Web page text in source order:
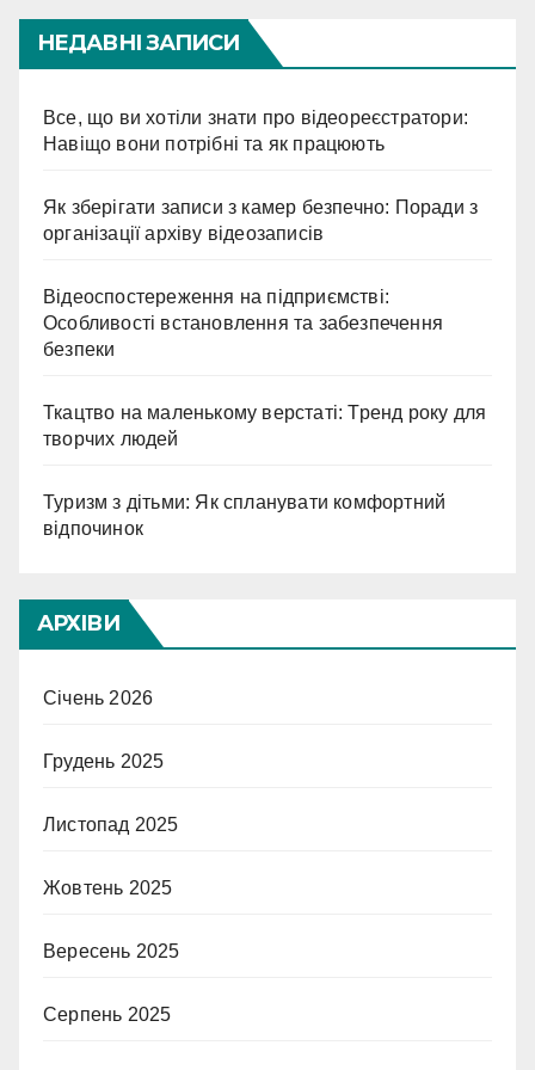
НЕДАВНІ ЗАПИСИ
Все, що ви хотіли знати про відеореєстратори:
Навіщо вони потрібні та як працюють
Як зберігати записи з камер безпечно: Поради з
організації архіву відеозаписів
Відеоспостереження на підприємстві:
Особливості встановлення та забезпечення
безпеки
Ткацтво на маленькому верстаті: Тренд року для
творчих людей
Туризм з дітьми: Як спланувати комфортний
відпочинок
АРХІВИ
Січень 2026
Грудень 2025
Листопад 2025
Жовтень 2025
Вересень 2025
Серпень 2025